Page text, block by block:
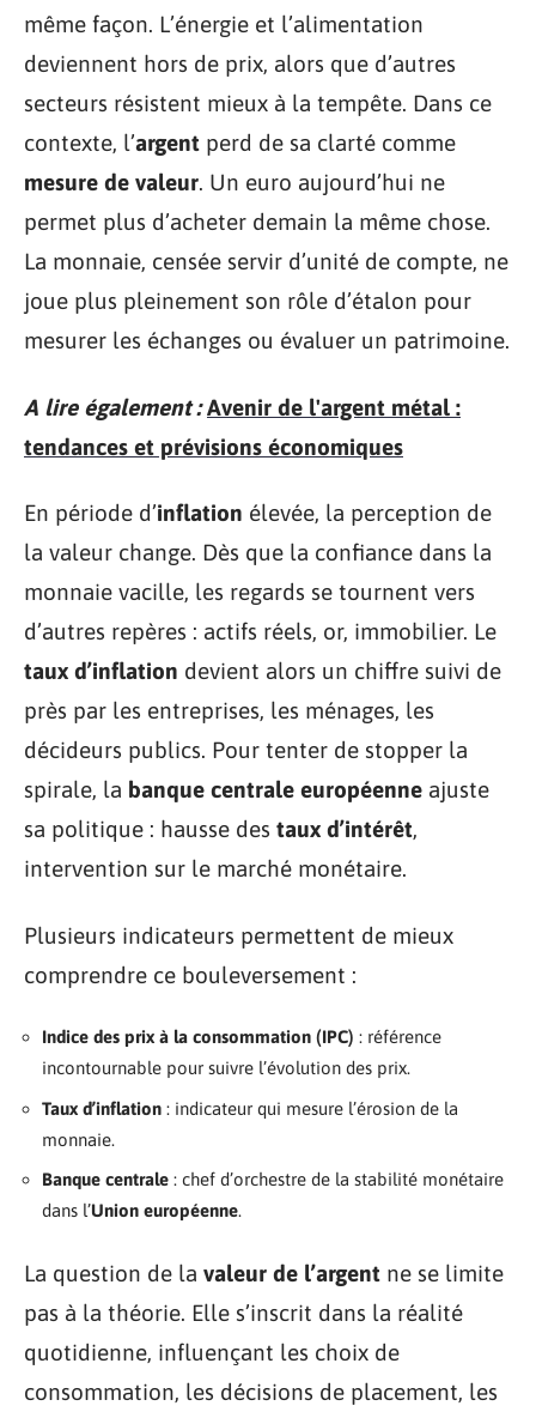
même façon. L’énergie et l’alimentation
deviennent hors de prix, alors que d’autres
secteurs résistent mieux à la tempête. Dans ce
contexte, l’argent perd de sa clarté comme
mesure de valeur. Un euro aujourd’hui ne
permet plus d’acheter demain la même chose.
La monnaie, censée servir d’unité de compte, ne
joue plus pleinement son rôle d’étalon pour
mesurer les échanges ou évaluer un patrimoine.
A lire également : Avenir de l'argent métal :
tendances et prévisions économiques
En période d’inflation élevée, la perception de
la valeur change. Dès que la confiance dans la
monnaie vacille, les regards se tournent vers
d’autres repères : actifs réels, or, immobilier. Le
taux d’inflation devient alors un chiffre suivi de
près par les entreprises, les ménages, les
décideurs publics. Pour tenter de stopper la
spirale, la banque centrale européenne ajuste
sa politique : hausse des taux d’intérêt,
intervention sur le marché monétaire.
Plusieurs indicateurs permettent de mieux
comprendre ce bouleversement :
Indice des prix à la consommation (IPC) : référence
incontournable pour suivre l’évolution des prix.
Taux d’inflation : indicateur qui mesure l’érosion de la
monnaie.
Banque centrale : chef d’orchestre de la stabilité monétaire
dans l’Union européenne.
La question de la valeur de l’argent ne se limite
pas à la théorie. Elle s’inscrit dans la réalité
quotidienne, influençant les choix de
consommation, les décisions de placement, les